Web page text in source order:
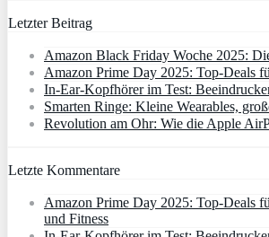
Letzter Beitrag
Amazon Black Friday Woche 2025:
Amazon Prime Day 2025: Top-Deals
In-Ear-Kopfhörer im Test:
Smarten Ringe: Kleine Wearables,
Revolution am Ohr: Wie die Apple
Letzte Kommentare
Amazon Prime Day 2025: Top-Deals
und Fitness